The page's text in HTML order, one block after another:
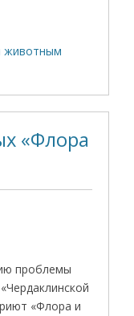
животным
«Флора
проблемы
«Флора и